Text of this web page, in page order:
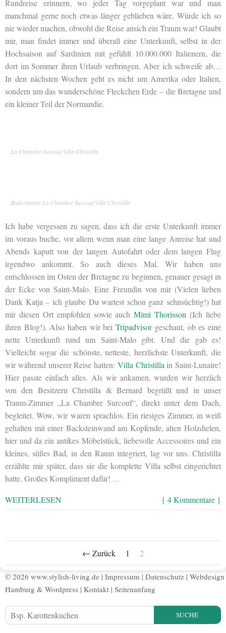
Rundreise erinnern, wo jeder Tag vorgeplant war und man
manchmal gerne noch etwas länger geblieben wäre. Würde ich so
nie wieder machen, obwohl die Reise ansich ein Traum war! Glaubt
mir, man findet immer und überall eine Unterkunft, selbst in der
Hochsaison auf Sardinien mit gefühlt 10.000.000 Italienern, die
dort im Sommer ihren Urlaub verbringen. Aber ich schweife ab…
In den nächsten Wochen geht es nicht um Amerika oder Italien,
sondern um das wunderschöne Fleckchen Erde – die Bretagne und
ein kleiner Teil der Normandie.
La Chambre Surcouf Villa Christilla
Badezimmer La Chambre Surcouf Villa Christilla
Ich habe vergessen zu sagen, dass ich die erste Unterkunft immer
im voraus buche, vor allem wenn man eine lange Anreise hat und
Abends kaputt von der langen Autofahrt oder dem langen Flug
irgendwo ankommt. So auch dieses Mal. Wir haben uns
entschlossen im Osten der Bretagne zu beginnen, genauer gesagt in
der Ecke von Saint-Malo. Eine Freundin von mir (Vielen lieben
Dank Katja – ich glaube Du wartest schon ganz sehnsüchtig!) hat
mir diesen Ort empfohlen sowie auchMimi Thorisson (Ich liebe
ihren Blog!). Also haben wir beiTripadvisorgeschaut, ob es eine
nette Unterkunft rund um Saint-Malo gibt. Und die gab es!
Vielleicht sogar die schönste, netteste, herzlichste Unterkunft, die
wir während unserer Reise hatten: Villa Christilla in Saint-Lunaire!
Hier passte einfach alles. Als wir ankamen, wurden wir herzlich
von den Besitzern Christilla & Bernard begrüßt und in unser
Traum-Zimmer „La Chambre Surcouf“, direkt unter dem Dach,
begleitet. Wow, wir waren sprachlos. Ein riesiges Zimmer, in weiß
gehalten mit einer Backsteinwand am Kopfende, alten Holzdielen,
hier und da ein antikes Möbelstück, liebevolle Accessoires und ein
kleines, süßes Bad, in den Raum integriert, lag vor uns. Christilla
erzählte mir später, dass sie die komplette Villa selbst eingerichtet
hatte. Großes Kompliment dafür! …
WEITERLESEN { 4 Kommentare }
← Zurück 1 2
© 2026 www.stylish-living.de | Impressum | Datenschutz | Webdesign
Hamburg & Wordpress | Kontakt | Seitenanfang
SUCHE